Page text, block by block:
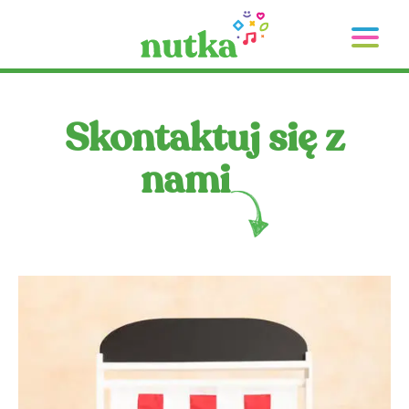
Skontaktuj się z
nami